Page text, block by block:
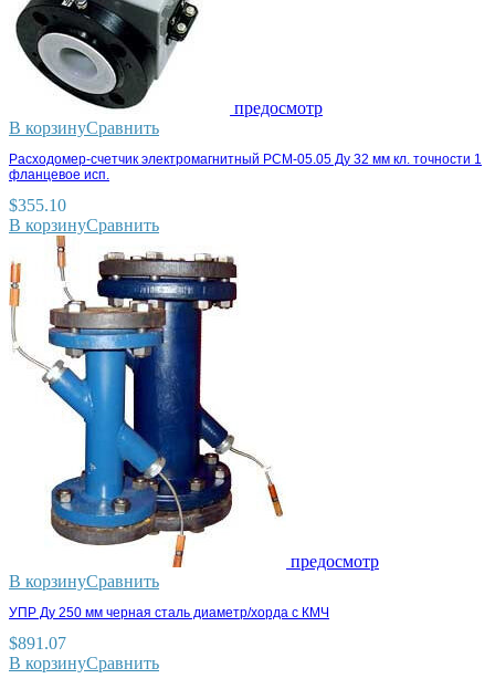
предосмотр
В корзинуСравнить
Расходомер-счетчик электромагнитный РСМ-05.05 Ду 32 мм кл. точности 1
фланцевое исп.
$355.10
В корзинуСравнить
предосмотр
В корзинуСравнить
УПР Ду 250 мм черная сталь диаметр/хорда с КМЧ
$891.07
В корзинуСравнить